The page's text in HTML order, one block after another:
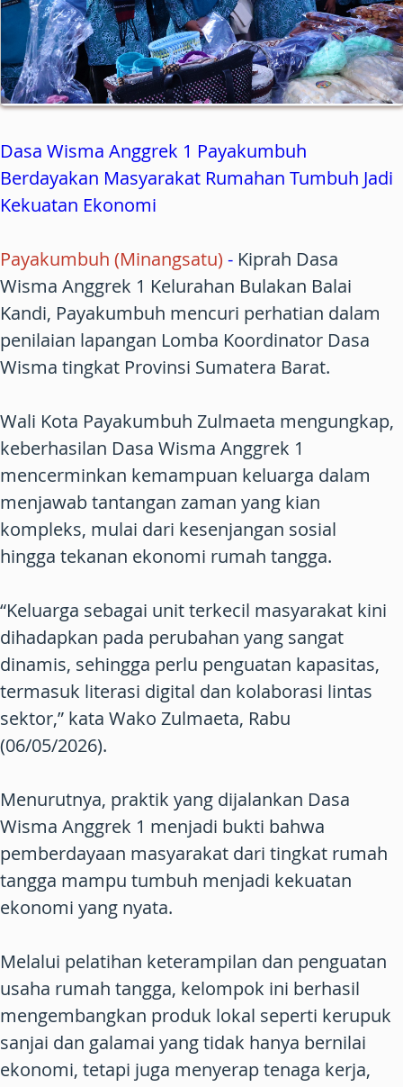
Dasa Wisma Anggrek 1 Payakumbuh
Berdayakan Masyarakat Rumahan Tumbuh Jadi
Kekuatan Ekonomi
Payakumbuh (Minangsatu) - Kiprah Dasa
Wisma Anggrek 1 Kelurahan Bulakan Balai
Kandi, Payakumbuh mencuri perhatian dalam
penilaian lapangan Lomba Koordinator Dasa
Wisma tingkat Provinsi Sumatera Barat.
Wali Kota Payakumbuh Zulmaeta mengungkap,
keberhasilan Dasa Wisma Anggrek 1
mencerminkan kemampuan keluarga dalam
menjawab tantangan zaman yang kian
kompleks, mulai dari kesenjangan sosial
hingga tekanan ekonomi rumah tangga.
“Keluarga sebagai unit terkecil masyarakat kini
dihadapkan pada perubahan yang sangat
dinamis, sehingga perlu penguatan kapasitas,
termasuk literasi digital dan kolaborasi lintas
sektor,” kata Wako Zulmaeta, Rabu
(06/05/2026).
Menurutnya, praktik yang dijalankan Dasa
Wisma Anggrek 1 menjadi bukti bahwa
pemberdayaan masyarakat dari tingkat rumah
tangga mampu tumbuh menjadi kekuatan
ekonomi yang nyata.
Melalui pelatihan keterampilan dan penguatan
usaha rumah tangga, kelompok ini berhasil
mengembangkan produk lokal seperti kerupuk
sanjai dan galamai yang tidak hanya bernilai
ekonomi, tetapi juga menyerap tenaga kerja,